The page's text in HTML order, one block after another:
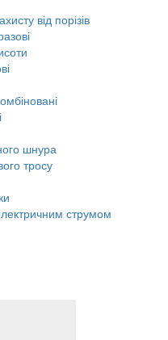
від порізів
шнура
тросу
струмом